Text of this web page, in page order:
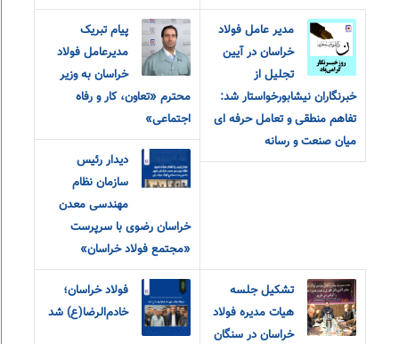
مدیر عامل فولاد
خراسان در آیین
تجلیل از
خبرنگاران نیشابورخواستار شد:
تفاهم منطقی و تعامل حرفه ای
میان صنعت و رسانه
پیام تبریک
مدیرعامل فولاد
خراسان به وزیر
محترم «تعاون، کار و رفاه
اجتماعی»
دیدار رئیس
سازمان نظام
مهندسی معدن
خراسان رضوی با سرپرست
«مجتمع فولاد خراسان»
تشکیل جلسه
هیات مدیره فولاد
خراسان در سنگان
فولاد خراسان؛
خادم‌الرضا(ع) شد